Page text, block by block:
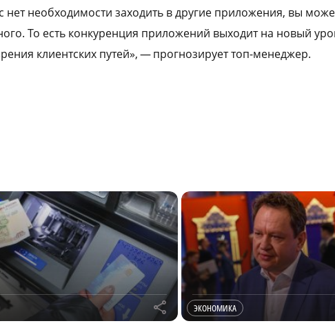
нет необходимости заходить в другие приложения, вы
То есть конкуренция приложений выходит на новый
клиентских путей», — прогнозирует топ-менеджер.
r ЭКОНОМИКА